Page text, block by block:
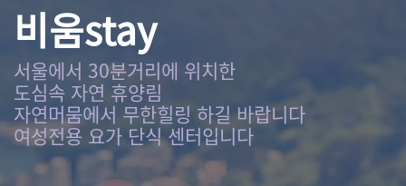
비움stay
서울에서 30분거리에 위치한
도심속 자연 휴양림
자연머뭄에서 무한힐링 하길 바랍니다
여성전용 요가 단식 센터입니다